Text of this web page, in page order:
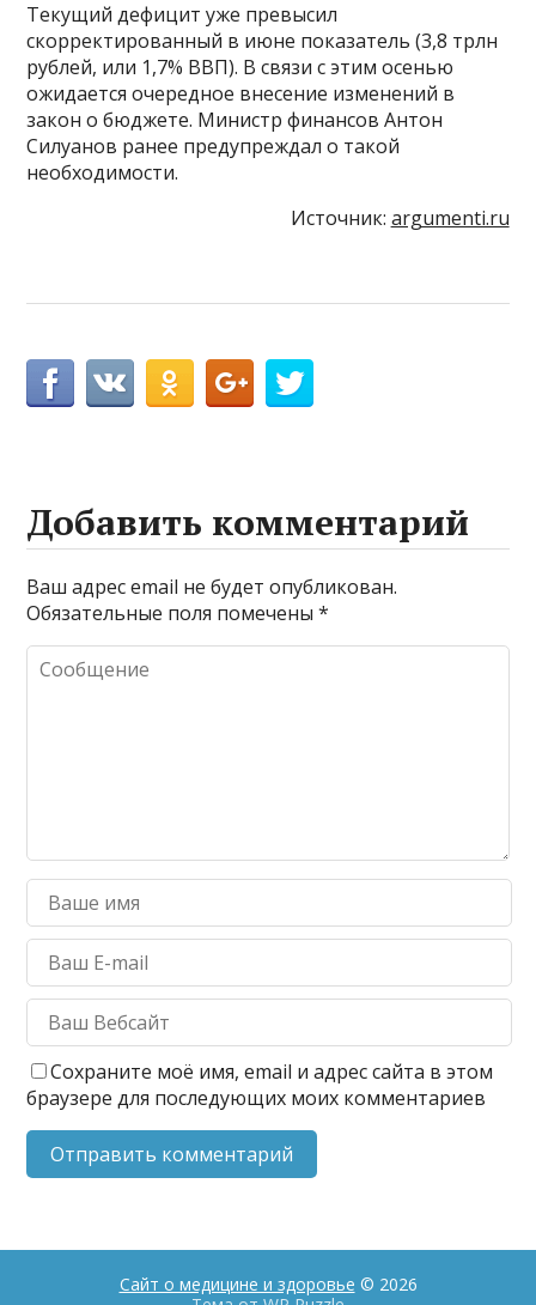
Текущий дефицит уже превысил
скорректированный в июне показатель (3,8 трлн
рублей, или 1,7% ВВП). В связи с этим осенью
ожидается очередное внесение изменений в
закон о бюджете. Министр финансов Антон
Силуанов ранее предупреждал о такой
необходимости.
Источник: argumenti.ru
Добавить комментарий
Ваш адрес email не будет опубликован.
Обязательные поля помечены*
Сохраните моё имя, email и адрес сайта в этом
браузере для последующих моих комментариев
Сайт о медицине и здоровье © 2026